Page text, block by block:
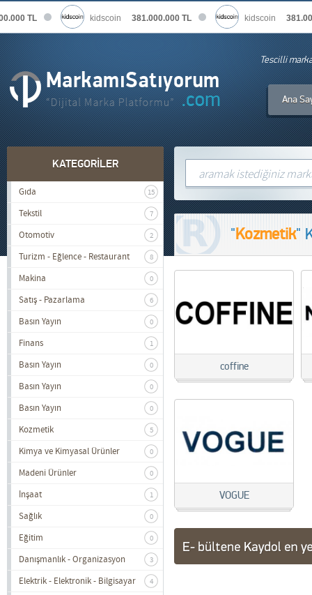
TL kidscoin 381.000.000 TL kidscoin
Tescilli
Ana
"Kozmetik"
coffine
VOGUE
KATEGORİLER
Gıda 15
Tekstil 7
Otomotiv 2
Turizm - Eğlence - Restaurant 8
Makina 0
Satış - Pazarlama 6
Basın Yayın 0
Finans 1
Basın Yayın 0
Basın Yayın 0
Basın Yayın 0
Kozmetik 5
Kimya ve Kimyasal Ürünler 0
Madeni Ürünler 0
İnşaat 1
Sağlık 0
Eğitim 0
Danışmanlık - Organizasyon 3
Elektrik - Elektronik - Bilgisayar 4